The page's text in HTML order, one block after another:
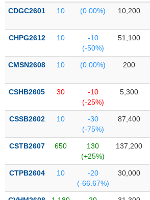
mục
Cổ
chi
tiết
Tổng
Giao
Tài
Phân
kỹ
CDGC2601 10 (0.00%) 10,200
CHPG2612 10
-10
(-50%)
51,100
CMSN2608 10 (0.00%) 200
CSHB2605 30
-10
(-25%)
5,300
CSSB2602 10
-30
(-75%)
87,400
CSTB2607 650
130
(+25%)
137,200
CTPB2604 10
-20
(-66.67%)
30,000
TIN
MỚI
Ngành
VS-
LƯỢNG